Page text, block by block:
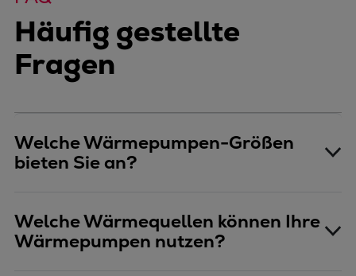
Häufig gestellte
Fragen
Welche Wärmepumpen-Größen
bieten Sie an?
Welche Wärmequellen können Ihre
Wärmepumpen nutzen?